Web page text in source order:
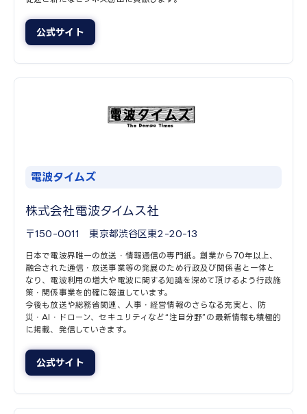
公式サイト
電波タイムズ
株式会社電波タイムス社
〒150-0011 東京都渋谷区東2-20-13
日本で電波界唯一の放送・情報通信の専門紙。創業から70年以上、
融合された通信・放送事業等の発展のため行政及び関係者と一体と
なり、電波利用の増大や電波に関する知識を深めて頂けるよう行政施
策・関係事業を的確に報道しています。
今後も放送や総務省関連、人事・経営情報のさらなる充実と、防
災・AI・ドローン、セキュリティなど“注目分野”の最新情報も積極的
に掲載、発信していきます。
公式サイト